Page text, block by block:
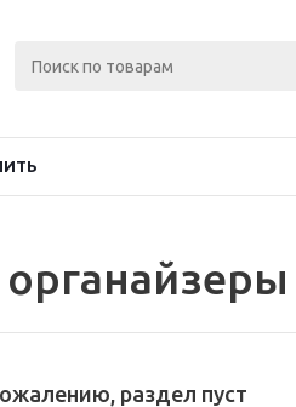
раздел пуст